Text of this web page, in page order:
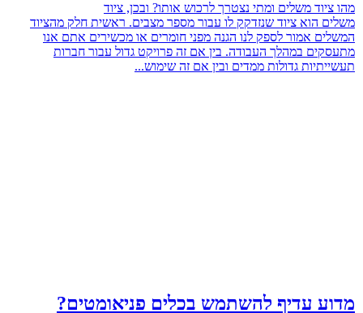
מהו ציוד משלים ומתי נצטרך לרכוש אותו? ובכן, ציוד
משלים הוא ציוד שנזדקק לו עבור מספר מצבים. ראשית חלק מהציוד
המשלים אמור לספק לנו הגנה מפני חומרים או מכשירים אתם אנו
מתעסקים במהלך העבודה. בין אם זה פרויקט גדול עבור חברות
תעשייתיות גדולות ממדים ובין אם זה שימוש...
מדוע עדיף להשתמש בכלים פניאומטים?